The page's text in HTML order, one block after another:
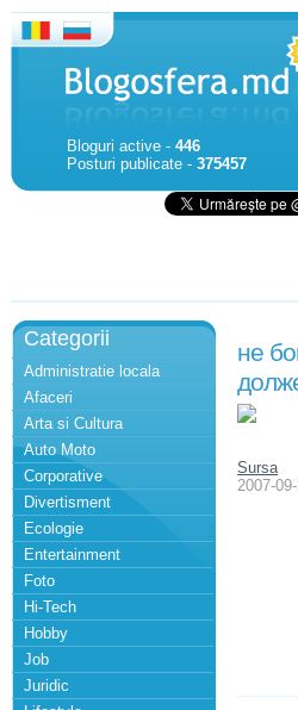
Bloguri active - 446
Posturi publicate - 375457
Categorii
Administratie locala
Afaceri
Arta si Cultura
Auto Moto
Corporative
Divertisment
Ecologie
Entertainment
Foto
Hi-Tech
Hobby
Job
Juridic
не
Sursa
2007-